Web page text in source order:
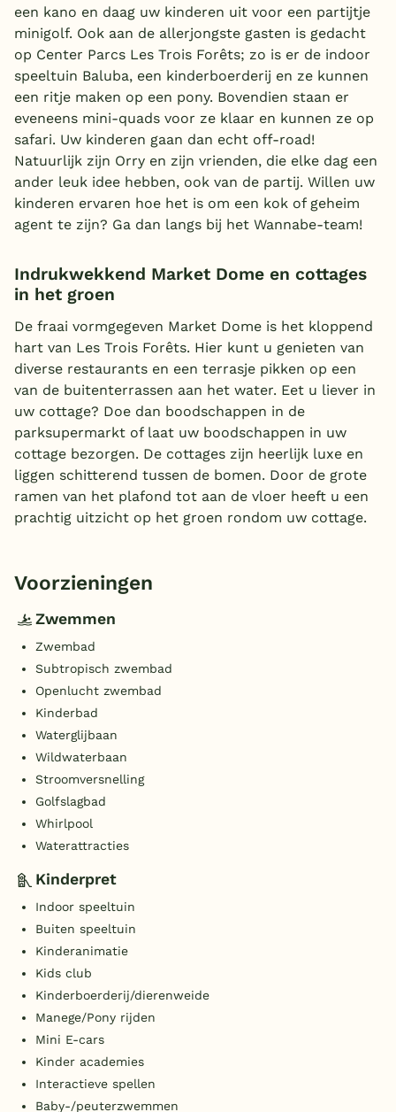
een kano en daag uw kinderen uit voor een partijtje
minigolf. Ook aan de allerjongste gasten is gedacht
op Center Parcs Les Trois Forêts; zo is er de indoor
speeltuin Baluba, een kinderboerderij en ze kunnen
een ritje maken op een pony. Bovendien staan er
eveneens mini-quads voor ze klaar en kunnen ze op
safari. Uw kinderen gaan dan echt off-road!
Natuurlijk zijn Orry en zijn vrienden, die elke dag een
ander leuk idee hebben, ook van de partij. Willen uw
kinderen ervaren hoe het is om een kok of geheim
agent te zijn? Ga dan langs bij het Wannabe-team!
Indrukwekkend Market Dome en cottages
in het groen
De fraai vormgegeven Market Dome is het kloppend
hart van Les Trois Forêts. Hier kunt u genieten van
diverse restaurants en een terrasje pikken op een
van de buitenterrassen aan het water. Eet u liever in
uw cottage? Doe dan boodschappen in de
parksupermarkt of laat uw boodschappen in uw
cottage bezorgen. De cottages zijn heerlijk luxe en
liggen schitterend tussen de bomen. Door de grote
ramen van het plafond tot aan de vloer heeft u een
prachtig uitzicht op het groen rondom uw cottage.
Voorzieningen
Zwemmen
Zwembad
Subtropisch zwembad
Openlucht zwembad
Kinderbad
Waterglijbaan
Wildwaterbaan
Stroomversnelling
Golfslagbad
Whirlpool
Waterattracties
Kinderpret
Indoor speeltuin
Buiten speeltuin
Kinderanimatie
Kids club
Kinderboerderij/dierenweide
Manege/Pony rijden
Mini E-cars
Kinder academies
Interactieve spellen
Baby-/peuterzwemmen